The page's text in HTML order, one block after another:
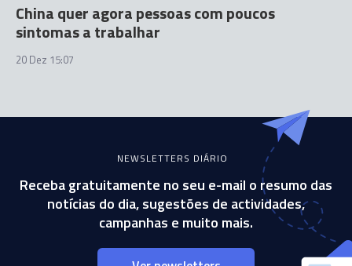
China quer agora pessoas com poucos
sintomas a trabalhar
20 Dez 15:07
NEWSLETTERS DIÁRIO
Receba gratuitamente no seu e-mail o resumo das
notícias do dia, sugestões de actividades,
campanhas e muito mais.